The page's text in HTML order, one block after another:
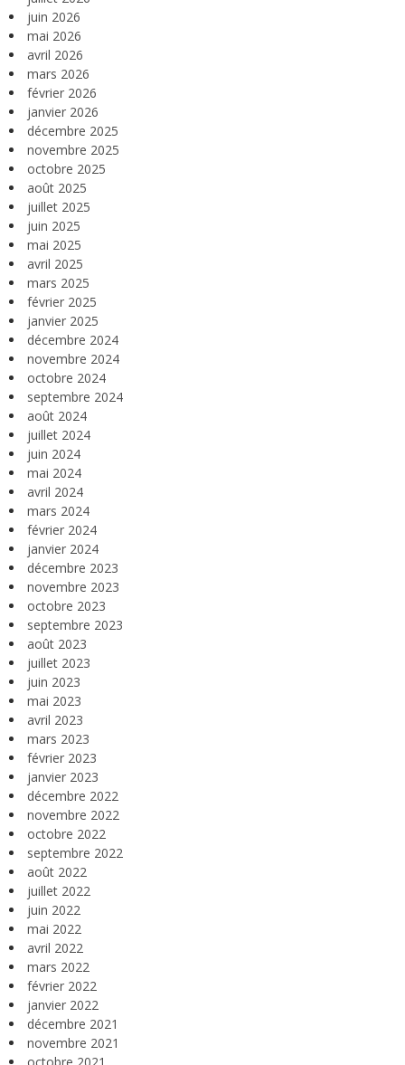
juin 2026
mai 2026
avril 2026
mars 2026
février 2026
janvier 2026
décembre 2025
novembre 2025
octobre 2025
août 2025
juillet 2025
juin 2025
mai 2025
avril 2025
mars 2025
février 2025
janvier 2025
décembre 2024
novembre 2024
octobre 2024
septembre 2024
août 2024
juillet 2024
juin 2024
mai 2024
avril 2024
mars 2024
février 2024
janvier 2024
décembre 2023
novembre 2023
octobre 2023
septembre 2023
août 2023
juillet 2023
juin 2023
mai 2023
avril 2023
mars 2023
février 2023
janvier 2023
décembre 2022
novembre 2022
octobre 2022
septembre 2022
août 2022
juillet 2022
juin 2022
mai 2022
avril 2022
mars 2022
février 2022
janvier 2022
décembre 2021
novembre 2021